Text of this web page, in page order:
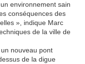
environnement sain
conséquences des
», indique Marc
de la ville de
nouveau pont
de la digue